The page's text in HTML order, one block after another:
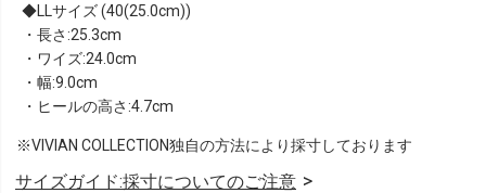
LLサイズ (40(25.0cm))
・長さ:25.3cm
・ワイズ:24.0cm
・幅:9.0cm
・ヒールの高さ:4.7cm
※VIVIAN COLLECTION独自の方法により採寸しております
サイズガイド:採寸についてのご注意